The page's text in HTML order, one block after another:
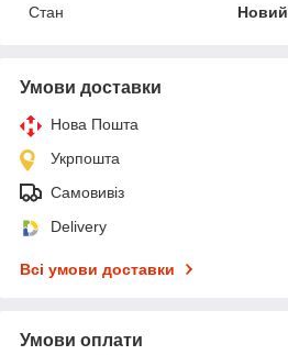
Стан
Новий
Умови доставки
Нова Пошта
Укрпошта
Самовивіз
Delivery
Всі умови доставки
Умови оплати